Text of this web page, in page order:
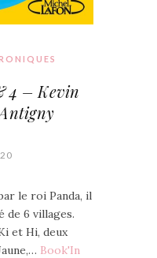
4 – Kevin
le roi Panda, il
de 6 villages.
et Hi, deux
Book'In